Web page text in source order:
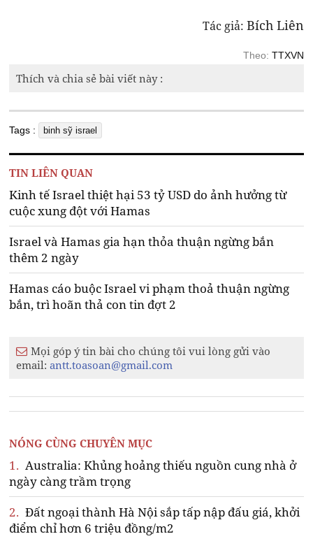
Tác giả: Bích Liên
Theo: TTXVN
Thích và chia sẻ bài viết này :
Tags : binh sỹ israel
TIN LIÊN QUAN
Kinh tế Israel thiệt hại 53 tỷ USD do ảnh hưởng từ
cuộc xung đột với Hamas
Israel và Hamas gia hạn thỏa thuận ngừng bắn
thêm 2 ngày
Hamas cáo buộc Israel vi phạm thoả thuận ngừng
bắn, trì hoãn thả con tin đợt 2
Mọi góp ý tin bài cho chúng tôi vui lòng gửi vào
email:antt.toasoan@gmail.com
NÓNG CÙNG CHUYÊN MỤC
1. Australia: Khủng hoảng thiếu nguồn cung nhà ở
ngày càng trầm trọng
2. Đất ngoại thành Hà Nội sắp tấp nập đấu giá, khởi
điểm chỉ hơn 6 triệu đồng/m2